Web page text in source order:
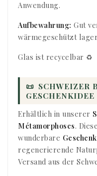
Anwendung.
Aufbewahrung: Gut
wärmegeschützt
Glas ist recycelbar ♻️
📜 SCHWEIZER
GESCHENKIDEE
Erhältlich in unserer
Métamorphoses.
wunderbare
regenerierende
Versand aus der